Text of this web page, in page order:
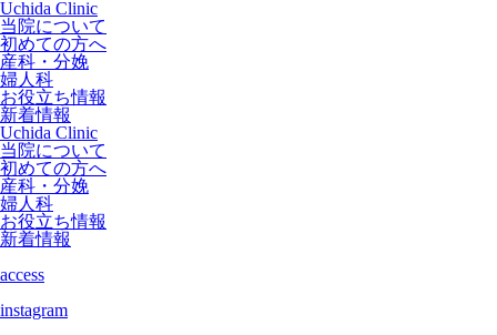
Uchida Clinic
当院について
初めての方へ
産科・分娩
婦人科
お役立ち情報
新着情報
Uchida Clinic
当院について
初めての方へ
産科・分娩
婦人科
お役立ち情報
新着情報
access
instagram